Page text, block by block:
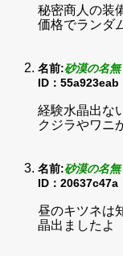
秘密商人の装
価格でランダ
名前:砂漠の名
ID：55a923eab
経験水晶出な
クジラやワニ
名前:砂漠の名
ID：20637c47a
昼のキツネは
晶出ましたよ